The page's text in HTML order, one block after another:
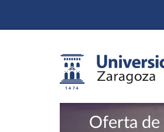
Oferta de